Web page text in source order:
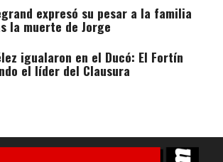
expresó su pesar a la familia
la muerte de Jorge
igualaron en el Ducó: El Fortín
el líder del Clausura